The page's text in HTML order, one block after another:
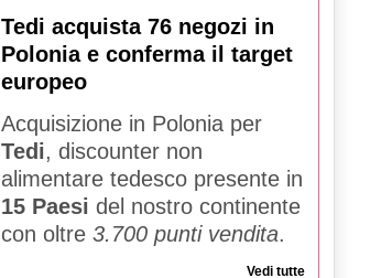
Tedi acquista 76 negozi in
Polonia e conferma il target
europeo
Acquisizione in Polonia per
Tedi, discounter non
alimentare tedesco presente in
15 Paesi del nostro continente
con oltre 3.700 punti vendita.
Vedi tutte